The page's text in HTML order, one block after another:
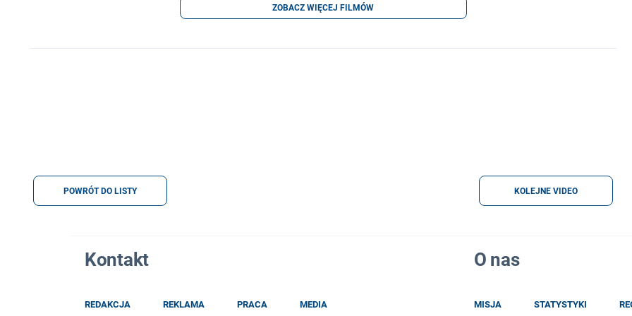
ZOBACZ WIĘCEJ FILMÓW
POWRÓT DO LISTY KOLEJNE VIDEO
Kontakt
REDAKCJA REKLAMA PRACA MEDIA
O nas
MISJA STATYSTYKI